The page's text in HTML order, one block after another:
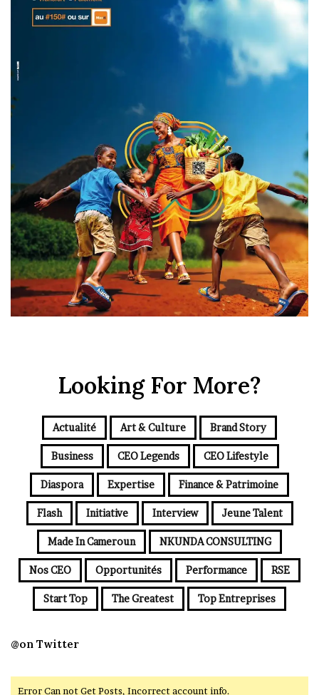
Looking For More?
Actualité Art & Culture Brand Story
Business CEO Legends CEO Lifestyle
Diaspora Expertise Finance & Patrimoine
Flash Initiative Interview Jeune Talent
Made In Cameroun NKUNDA CONSULTING
Nos CEO Opportunités Performance RSE
Start Top The Greatest Top Entreprises
@on Twitter
Error Can not Get Posts, Incorrect account info.